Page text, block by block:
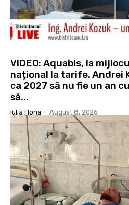
VIDEO: Aquabis, la
național la tarife. Andrei
ca 2027 să nu fie un an
să...
Iulia Hoha - August 8, 2026